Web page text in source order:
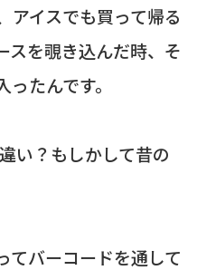
アイスでも買って帰る
スを覗き込んだ時、そ
たんです。
い？もしかして昔の
てバーコードを通して